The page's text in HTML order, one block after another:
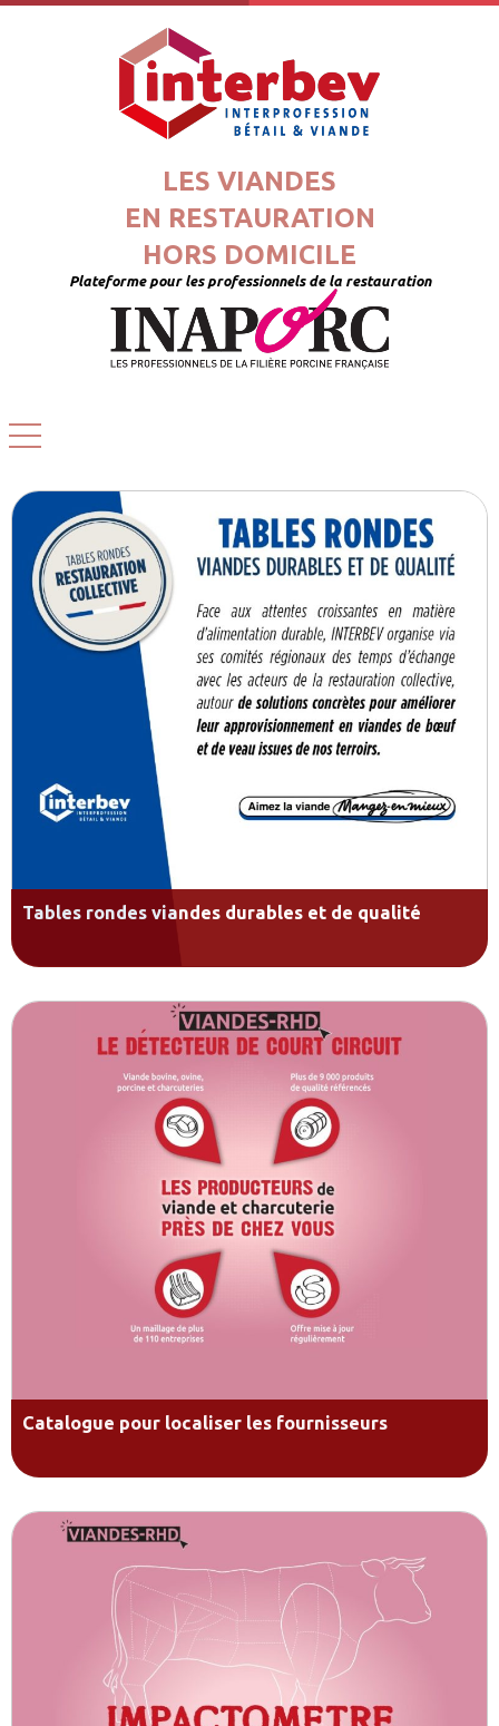
LES VIANDES
EN RESTAURATION
HORS DOMICILE
Plateforme pour les professionnels de la restauration
Tables rondes viandes durables et de qualité
Catalogue pour localiser les fournisseurs